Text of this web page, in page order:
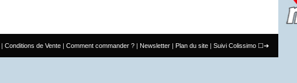
Conditions de Vente Comment commander ? Newsletter Plan du site Suivi Colissimo